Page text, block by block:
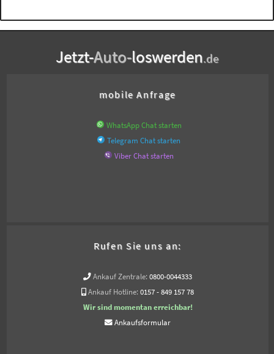
Jetzt-Auto-loswerden.de
mobile Anfrage
WhatsApp Chat starten
Telegram Chat starten
Viber Chat starten
Rufen Sie uns an:
Ankauf Zentrale: 0800-0044333
Ankauf Hotline: 0157 - 849 157 78
Wir sind momentan erreichbar!
Ankaufsformular